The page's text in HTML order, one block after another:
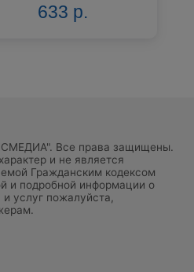
633 р.
Все права защищены.
и не является
Гражданским кодексом
и подробной информации о
услуг пожалуйста,